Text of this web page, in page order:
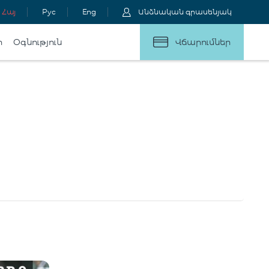
Հայ Рус Eng Անձնական գրասենյակ
Օգնություն Վճարումներ